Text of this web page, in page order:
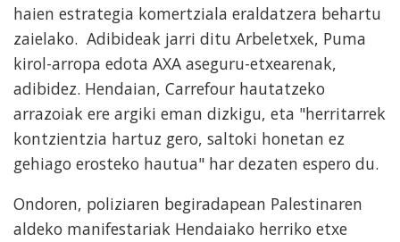
haien estrategia komertziala eraldatzera behartu
zaielako. Adibideak jarri ditu Arbeletxek, Puma
kirol-arropa edota AXA aseguru-etxearenak,
adibidez. Hendaian, Carrefour hautatzeko
arrazoiak ere argiki eman dizkigu, eta "herritarrek
kontzientzia hartuz gero, saltoki honetan ez
gehiago erosteko hautua" har dezaten espero du.
Ondoren, poliziaren begiradapean Palestinaren
aldeko manifestariak Hendaiako herriko etxe